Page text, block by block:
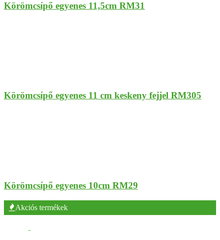
Körömcsípő egyenes 11,5cm RM31
Körömcsípő egyenes 11 cm keskeny fejjel RM305
Körömcsípő egyenes 10cm RM29
Akciós termékek